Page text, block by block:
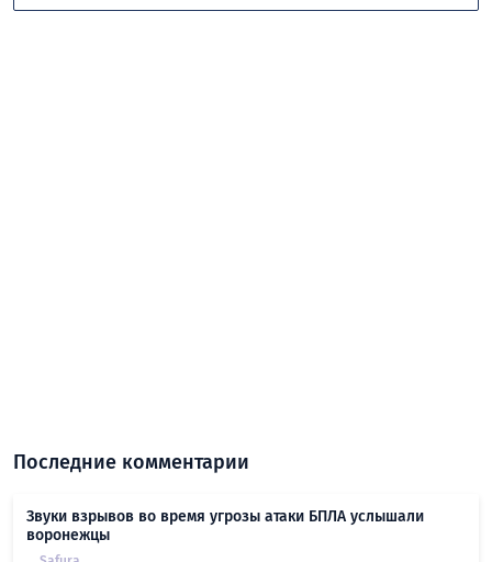
Последние комментарии
Звуки взрывов во время угрозы атаки БПЛА услышали
воронежцы